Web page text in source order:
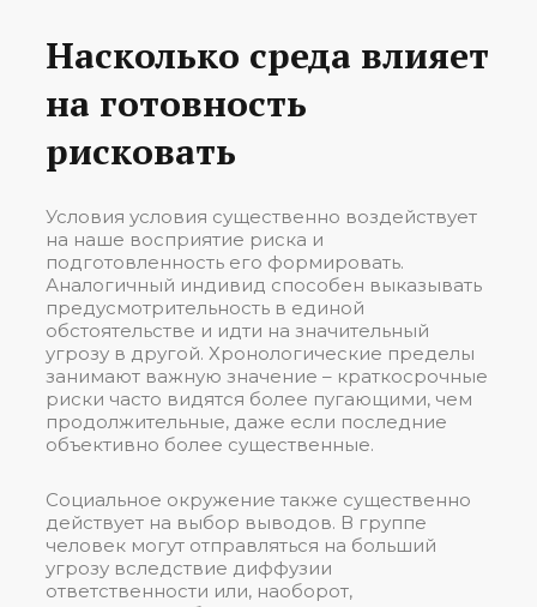
Насколько среда влияет
на готовность
рисковать
Условия условия существенно воздействует
на наше восприятие риска и
подготовленность его формировать.
Аналогичный индивид способен выказывать
предусмотрительность в единой
обстоятельстве и идти на значительный
угрозу в другой. Хронологические пределы
занимают важную значение – краткосрочные
риски часто видятся более пугающими, чем
продолжительные, даже если последние
объективно более существенные.
Социальное окружение также существенно
действует на выбор выводов. В группе
человек могут отправляться на больший
угрозу вследствие диффузии
ответственности или, наоборот,